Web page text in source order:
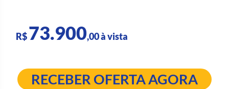
R$73.900,00 à vista
RECEBER OFERTA AGORA